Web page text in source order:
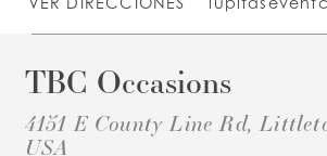
TBC Occasions
4151 E County Line Rd,
USA